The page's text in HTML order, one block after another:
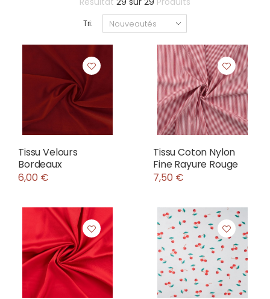
Tri:
Tissu Velours
Bordeaux
6,00 €
Tissu Coton Nylon
Fine Rayure Rouge
7,50 €